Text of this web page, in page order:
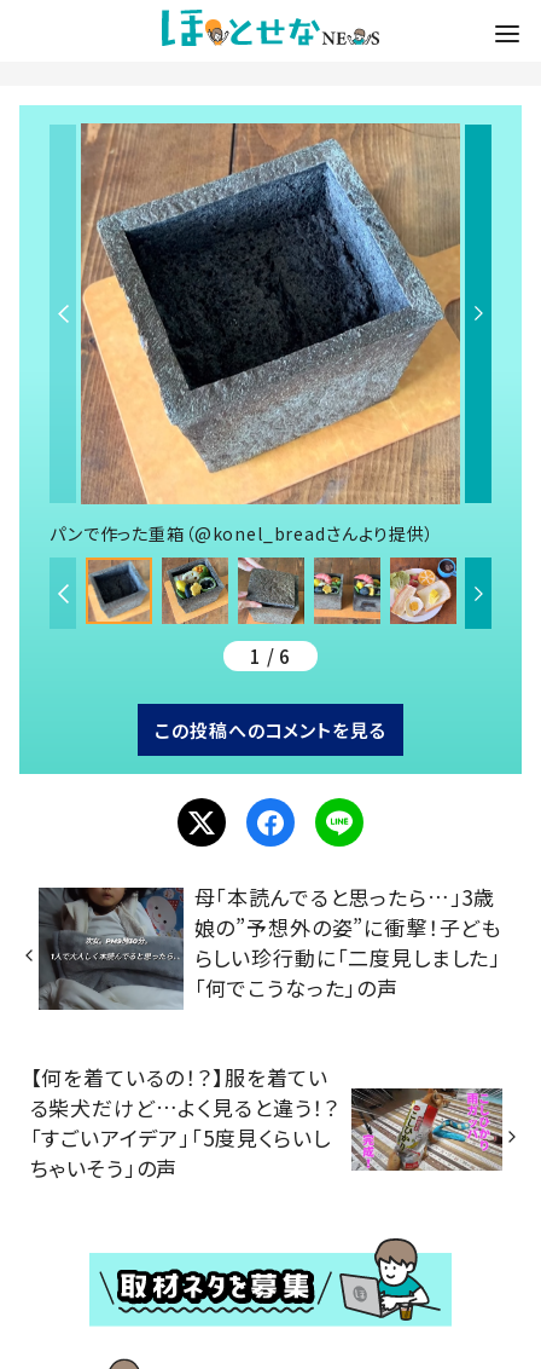
パンで作った重箱（@konel_breadさんより提供）
1 / 6
この投稿へのコメントを見る
母「本読んでると思ったら…」3歳
娘の”予想外の姿”に衝撃！子ども
らしい珍行動に「二度見しました」
「何でこうなった」の声
【何を着ているの！？】服を着てい
る柴犬だけど…よく見ると違う！？
「すごいアイデア」「5度見くらいし
ちゃいそう」の声